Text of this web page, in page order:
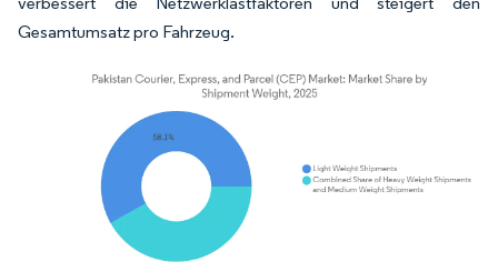
Gesamtumsatz pro Fahrzeug.